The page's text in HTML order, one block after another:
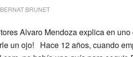
BERNAT BRUNET
Alvaro Mendoza explica en
un ojo! Hace 12 años, cuando